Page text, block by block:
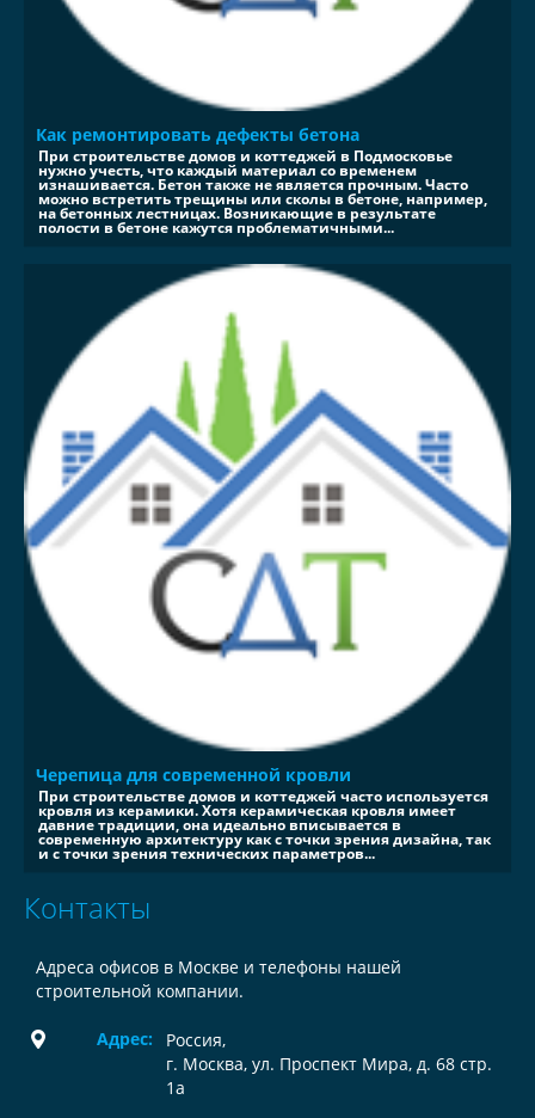
Как ремонтировать дефекты бетона
При строительстве домов и коттеджей в Подмосковье
нужно учесть, что каждый материал со временем
изнашивается. Бетон также не является прочным. Часто
можно встретить трещины или сколы в бетоне, например,
на бетонных лестницах. Возникающие в результате
полости в бетоне кажутся проблематичными...
Черепица для современной кровли
При строительстве домов и коттеджей часто используется
кровля из керамики. Хотя керамическая кровля имеет
давние традиции, она идеально вписывается в
современную архитектуру как с точки зрения дизайна, так
и с точки зрения технических параметров...
Контакты
Адреса офисов в Москве и телефоны нашей
строительной компании.
Адрес: Россия,
г. Москва, ул. Проспект Мира, д. 68 стр.
1а